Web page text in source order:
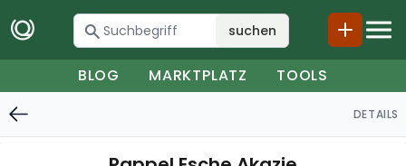
suchen
BLOG MARKTPLATZ TOOLS
DETAILS